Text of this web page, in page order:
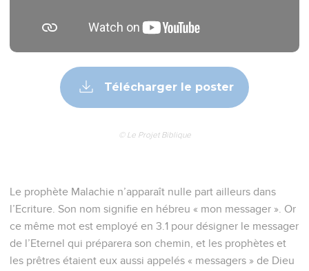
Télécharger le poster
© Le Projet Biblique
Le prophète Malachie n’apparaît nulle part ailleurs dans
l’Ecriture. Son nom signifie en hébreu « mon messager ». Or
ce même mot est employé en 3.1 pour désigner le messager
de l’Eternel qui préparera son chemin, et les prophètes et
les prêtres étaient eux aussi appelés « messagers » de Dieu